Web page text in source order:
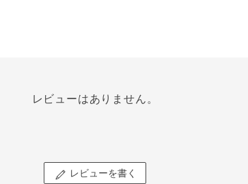
レビューはありません。
レビューを書く